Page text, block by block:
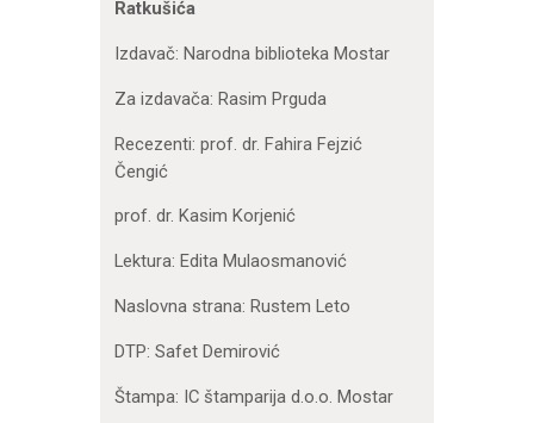
Ratkušića
Izdavač: Narodna biblioteka Mostar
Za izdavača: Rasim Prguda
Recezenti: prof. dr. Fahira Fejzić
Čengić
prof. dr. Kasim Korjenić
Lektura: Edita Mulaosmanović
Naslovna strana: Rustem Leto
DTP: Safet Demirović
Štampa: IC štamparija d.o.o. Mostar